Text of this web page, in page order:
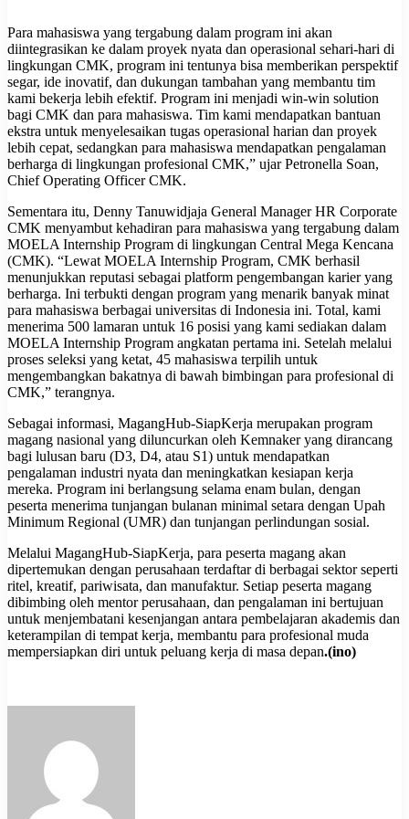
Para mahasiswa yang tergabung dalam program ini akan
diintegrasikan ke dalam proyek nyata dan operasional sehari-hari di
lingkungan CMK, program ini tentunya bisa memberikan perspektif
segar, ide inovatif, dan dukungan tambahan yang membantu tim
kami bekerja lebih efektif. Program ini menjadi win-win solution
bagi CMK dan para mahasiswa. Tim kami mendapatkan bantuan
ekstra untuk menyelesaikan tugas operasional harian dan proyek
lebih cepat, sedangkan para mahasiswa mendapatkan pengalaman
berharga di lingkungan profesional CMK,” ujar Petronella Soan,
Chief Operating Officer CMK.
Sementara itu, Denny Tanuwidjaja General Manager HR Corporate
CMK menyambut kehadiran para mahasiswa yang tergabung dalam
MOELA Internship Program di lingkungan Central Mega Kencana
(CMK). “Lewat MOELA Internship Program, CMK berhasil
menunjukkan reputasi sebagai platform pengembangan karier yang
berharga. Ini terbukti dengan program yang menarik banyak minat
para mahasiswa berbagai universitas di Indonesia ini. Total, kami
menerima 500 lamaran untuk 16 posisi yang kami sediakan dalam
MOELA Internship Program angkatan pertama ini. Setelah melalui
proses seleksi yang ketat, 45 mahasiswa terpilih untuk
mengembangkan bakatnya di bawah bimbingan para profesional di
CMK,” terangnya.
Sebagai informasi, MagangHub-SiapKerja merupakan program
magang nasional yang diluncurkan oleh Kemnaker yang dirancang
bagi lulusan baru (D3, D4, atau S1) untuk mendapatkan
pengalaman industri nyata dan meningkatkan kesiapan kerja
mereka. Program ini berlangsung selama enam bulan, dengan
peserta menerima tunjangan bulanan minimal setara dengan Upah
Minimum Regional (UMR) dan tunjangan perlindungan sosial.
Melalui MagangHub-SiapKerja, para peserta magang akan
dipertemukan dengan perusahaan terdaftar di berbagai sektor seperti
ritel, kreatif, pariwisata, dan manufaktur. Setiap peserta magang
dibimbing oleh mentor perusahaan, dan pengalaman ini bertujuan
untuk menjembatani kesenjangan antara pembelajaran akademis dan
keterampilan di tempat kerja, membantu para profesional muda
mempersiapkan diri untuk peluang kerja di masa depan.(ino)